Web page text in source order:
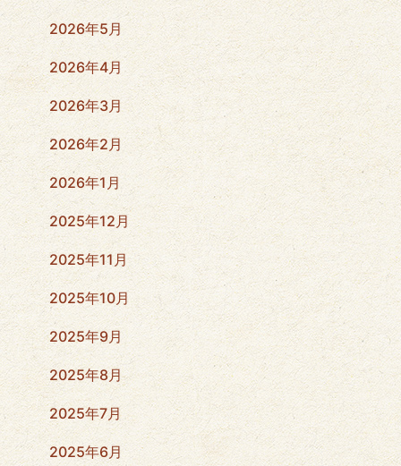
2026年5月
2026年4月
2026年3月
2026年2月
2026年1月
2025年12月
2025年11月
2025年10月
2025年9月
2025年8月
2025年7月
2025年6月